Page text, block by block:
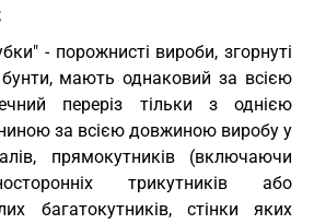
- порожнисті вироби, згорнуті
мають однаковий за всією
переріз тільки з однією
за всією довжиною виробу у
прямокутників (включаючи
трикутників або
багатокутників, стінки яких